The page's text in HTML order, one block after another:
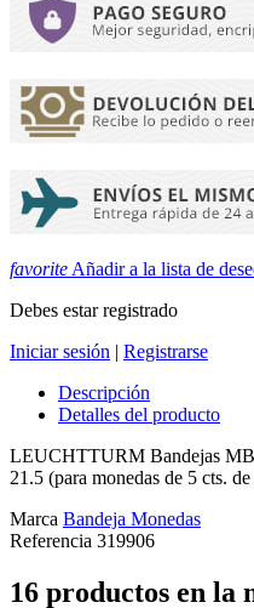
favorite Añadir a la lista de
Debes estar registrado
Iniciar sesión | Registrarse
Descripción
Detalles del producto
LEUCHTTURM Bandejas MB
21.5 (para monedas de 5 cts.
Marca Bandeja Monedas
Referencia 319906
16 productos en la